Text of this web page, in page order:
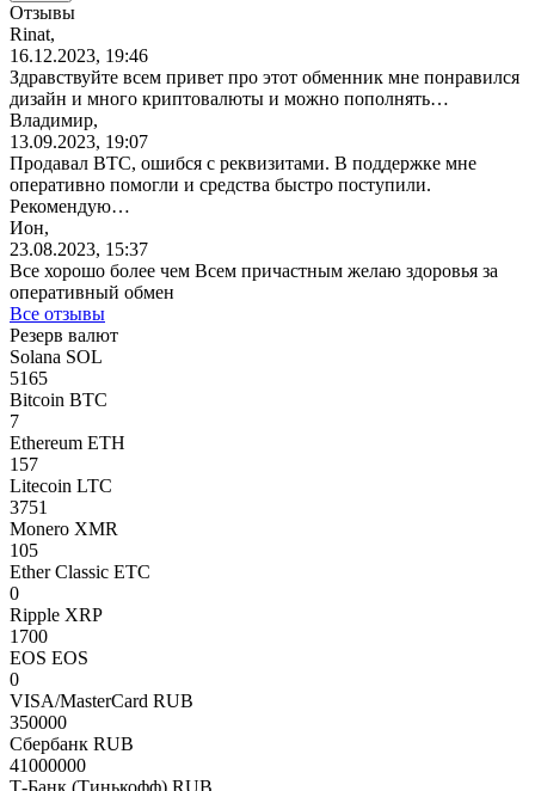
Отзывы
Rinat,
16.12.2023, 19:46
Здравствуйте всем привет про этот обменник мне понравился
дизайн и много криптовалюты и можно пополнять…
Владимир,
13.09.2023, 19:07
Продавал BTC, ошибся с реквизитами. В поддержке мне
оперативно помогли и средства быстро поступили.
Рекомендую…
Ион,
23.08.2023, 15:37
Все хорошо более чем Всем причастным желаю здоровья за
оперативный обмен
Все отзывы
Резерв валют
Solana SOL
5165
Bitcoin BTC
7
Ethereum ETH
157
Litecoin LTC
3751
Monero XMR
105
Ether Classic ETC
0
Ripple XRP
1700
EOS EOS
0
VISA/MasterCard RUB
350000
Сбербанк RUB
41000000
Т-Банк (Тинькофф) RUB